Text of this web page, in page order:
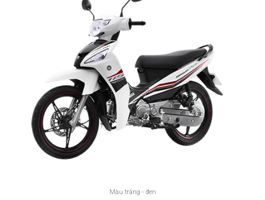
Màu trắng - đen